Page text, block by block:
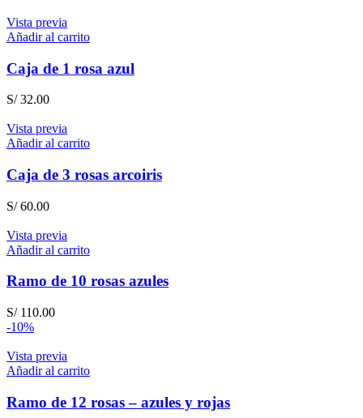
Vista previa
Añadir al carrito
Caja de 1 rosa azul
S/32.00
Vista previa
Añadir al carrito
Caja de 3 rosas arcoiris
S/60.00
Vista previa
Añadir al carrito
Ramo de 10 rosas azules
S/110.00
-10%
Vista previa
Añadir al carrito
Ramo de 12 rosas – azules y rojas